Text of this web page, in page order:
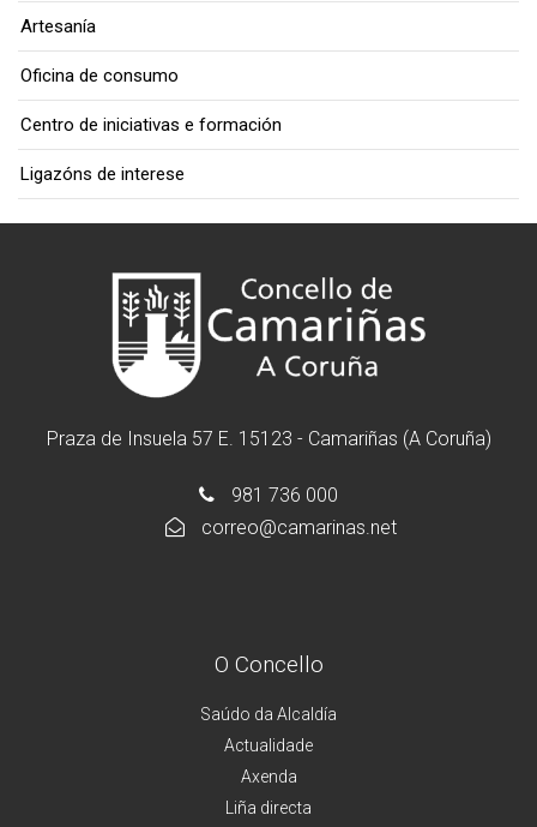
Artesanía
Oficina de consumo
Centro de iniciativas e formación
Ligazóns de interese
Praza de Insuela 57 E. 15123 - Camariñas (A Coruña)
981 736 000
correo@camarinas.net
O Concello
Saúdo da Alcaldía
Actualidade
Axenda
Liña directa